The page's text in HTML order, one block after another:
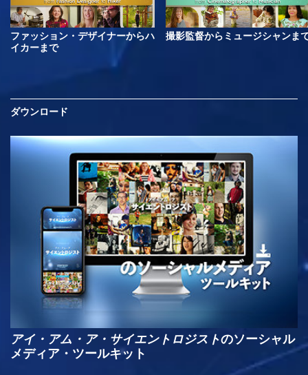
ファッション・デザイナーからハ
イカーまで
撮影監督からミュージシャンま
ダウンロード
アイ・アム・ア・サイエントロジストのソーシャル
メディア・ツールキット